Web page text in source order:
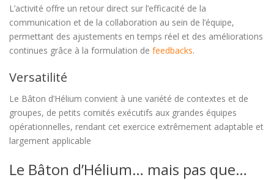
L’activité offre un retour direct sur l’efficacité de la
communication et de la collaboration au sein de l’équipe,
permettant des ajustements en temps réel et des améliorations
continues grâce à la formulation de feedbacks.
Versatilité
Le Bâton d’Hélium convient à une variété de contextes et de
groupes, de petits comités exécutifs aux grandes équipes
opérationnelles, rendant cet exercice extrêmement adaptable et
largement applicable
Le Bâton d’Hélium… mais pas que…